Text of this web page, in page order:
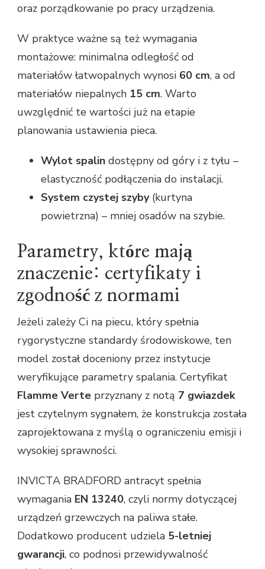
oraz porządkowanie po pracy urządzenia.
W praktyce ważne są też wymagania
montażowe: minimalna odległość od
materiałów łatwopalnych wynosi 60 cm, a od
materiałów niepalnych 15 cm. Warto
uwzględnić te wartości już na etapie
planowania ustawienia pieca.
Wylot spalin dostępny od góry i z tyłu –
elastyczność podłączenia do instalacji.
System czystej szyby(kurtyna
powietrzna) – mniej osadów na szybie.
Parametry, które mają
znaczenie: certyfikaty i
zgodność z normami
Jeżeli zależy Ci na piecu, który spełnia
rygorystyczne standardy środowiskowe, ten
model został doceniony przez instytucje
weryfikujące parametry spalania. Certyfikat
Flamme Verte przyznany z notą 7 gwiazdek
jest czytelnym sygnałem, że konstrukcja została
zaprojektowana z myślą o ograniczeniu emisji i
wysokiej sprawności.
INVICTA BRADFORD antracyt spełnia
wymagania EN 13240, czyli normy dotyczącej
urządzeń grzewczych na paliwa stałe.
Dodatkowo producent udziela 5-letniej
gwarancji, co podnosi przewidywalność